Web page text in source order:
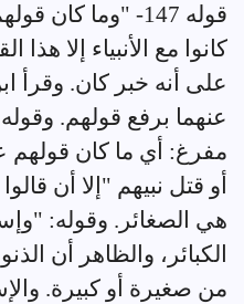
قوله 147- "وما
كانوا مع الأنبياء إلا
على أنه خبر كان. وقرأ
عنهما برفع قولهم. وقوله
مفرغ: أي ما كان قولهم
أو قتل نبيهم "إلا أن
هي الصغائر. وقوله:
الكبائر، والظاهر أن
من صغيرة أو كبيرة.